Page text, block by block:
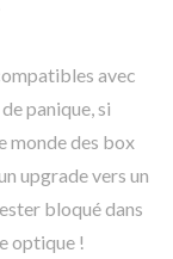
avec
panique, si
monde des box
upgrade vers un
bloqué dans
optique !